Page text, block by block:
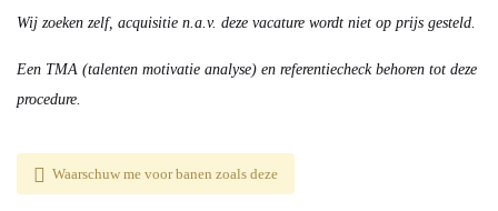
Wij zoeken zelf, acquisitie n.a.v. deze vacature wordt niet op prijs gesteld.
Een TMA (talenten motivatie analyse) en referentiecheck behoren tot deze
procedure.
Waarschuw me voor banen zoals deze